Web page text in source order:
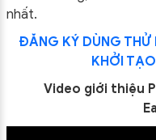
nhất.
ĐĂNG KÝ DÙNG THỬ
KHỞI
Video giới thiệu